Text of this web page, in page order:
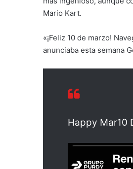
Mario Kart.
«¡Feliz 10 de marzo!
anunciaba esta semana
Happy Mar10